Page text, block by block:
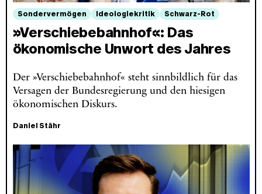
Sondervermögen Ideologiekritik Schwarz-Rot
»Verschiebebahnhof«: Das
ökonomische Unwort des Jahres
Der »Verschiebebahnhof« steht sinnbildlich für das
Versagen der Bundesregierung und den hiesigen
ökonomischen Diskurs.
Daniel Stähr